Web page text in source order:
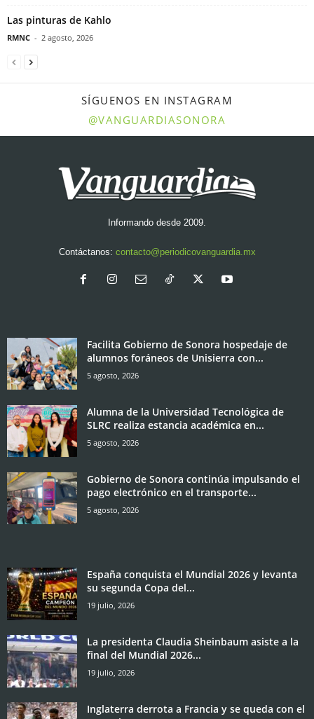
Las pinturas de Kahlo
RMNC - 2 agosto, 2026
SÍGUENOS EN INSTAGRAM
@VANGUARDIASONORA
Informando desde 2009.
Contáctanos: contacto@periodicovanguardia.mx
Facilita Gobierno de Sonora hospedaje de
alumnos foráneos de Unisierra con...
5 agosto, 2026
Alumna de la Universidad Tecnológica de
SLRC realiza estancia académica en...
5 agosto, 2026
Gobierno de Sonora continúa impulsando el
pago electrónico en el transporte...
5 agosto, 2026
España conquista el Mundial 2026 y levanta
su segunda Copa del...
19 julio, 2026
La presidenta Claudia Sheinbaum asiste a la
final del Mundial 2026...
19 julio, 2026
Inglaterra derrota a Francia y se queda con el